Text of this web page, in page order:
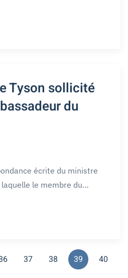
Tyson sollicité
du
écrite du ministre
le membre du…
37 38 39 40